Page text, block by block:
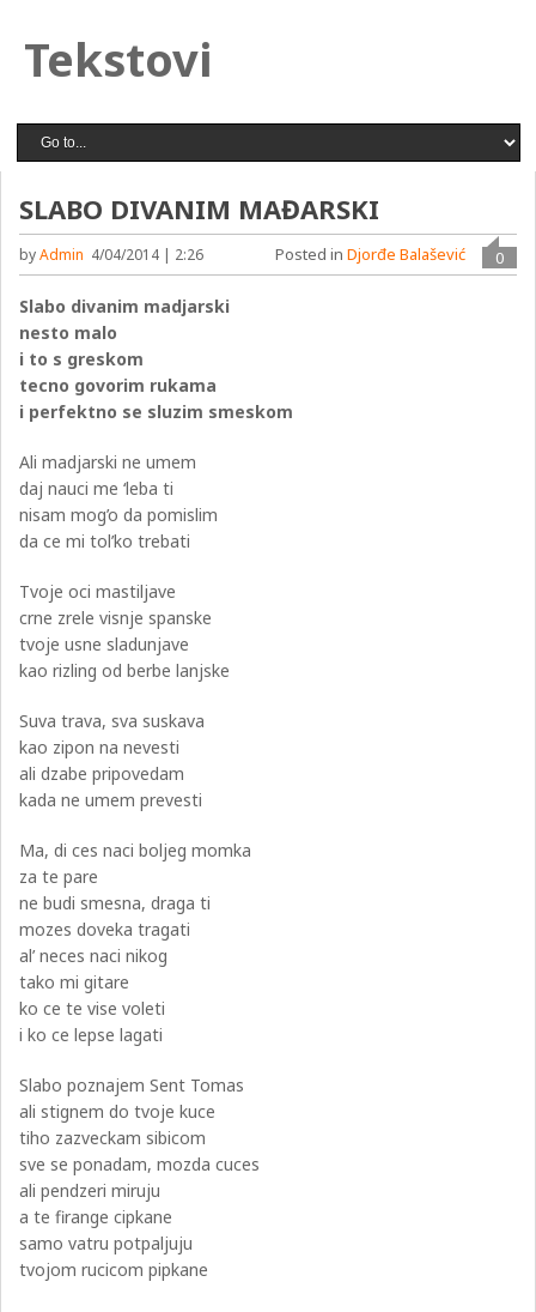
Tekstovi
SLABO DIVANIM MAĐARSKI
byAdmin 4/04/2014 | 2:26 0
Posted in Djorđe Balašević
Slabo divanim madjarski
nesto malo
i to s greskom
tecno govorim rukama
i perfektno se sluzim smeskom
Ali madjarski ne umem
daj nauci me ‘leba ti
nisam mog’o da pomislim
da ce mi tol’ko trebati
Tvoje oci mastiljave
crne zrele visnje spanske
tvoje usne sladunjave
kao rizling od berbe lanjske
Suva trava, sva suskava
kao zipon na nevesti
ali dzabe pripovedam
kada ne umem prevesti
Ma, di ces naci boljeg momka
za te pare
ne budi smesna, draga ti
mozes doveka tragati
al’ neces naci nikog
tako mi gitare
ko ce te vise voleti
i ko ce lepse lagati
Slabo poznajem Sent Tomas
ali stignem do tvoje kuce
tiho zazveckam sibicom
sve se ponadam, mozda cuces
ali pendzeri miruju
a te firange cipkane
samo vatru potpaljuju
tvojom rucicom pipkane